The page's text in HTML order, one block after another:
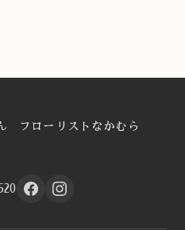
フローリストなかむら